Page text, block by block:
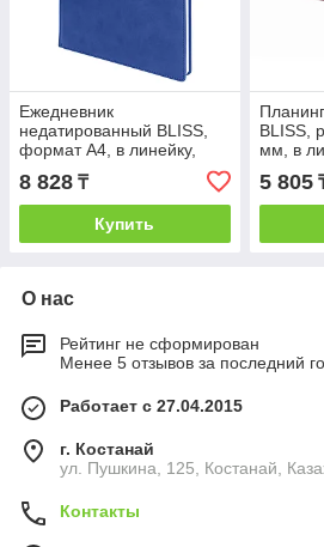
Ежедневник
недатированный BLISS,
формат А4, в линейку,
Синий, -, 24602 25
8 828 ₸
Купить
BLISS,
мм, в
-, 24603
5 805
О нас
Рейтинг не сформирован
Менее 5 отзывов за последний
Работает с 27.04.2015
г. Костанай
ул. Пушкина, 125, Костанай,
Контакты